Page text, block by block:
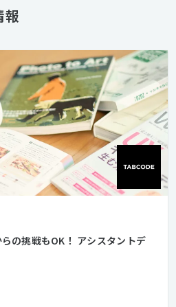
報
の挑戦もOK！ アシスタントデ